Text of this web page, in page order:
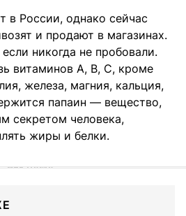
в России, однако сейчас
и продают в магазинах.
никогда не пробовали.
витаминов А, В, С, кроме
железа, магния, кальция,
папаин — вещество,
секретом человека,
жиры и белки.